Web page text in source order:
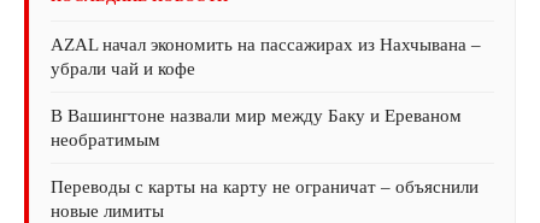
AZAL начал экономить на пассажирах из Нахчывана –
убрали чай и кофе
В Вашингтоне назвали мир между Баку и Ереваном
необратимым
Переводы с карты на карту не ограничат – объяснили
новые лимиты